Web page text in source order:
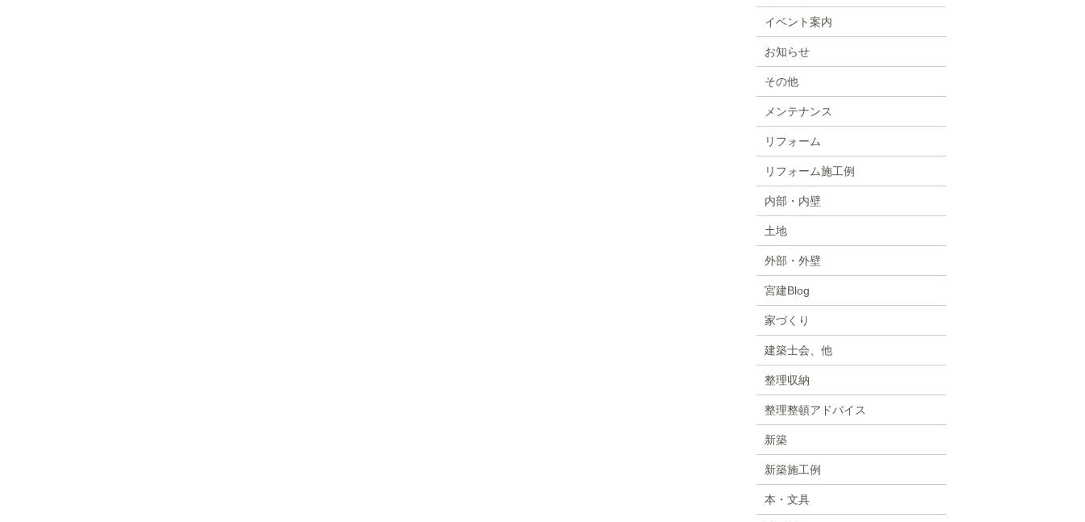
イベント案内
お知らせ
その他
メンテナンス
リフォーム
リフォーム施工例
内部・内壁
土地
外部・外壁
宮建Blog
家づくり
建築士会、他
整理収納
整理整頓アドバイス
新築
新築施工例
本・文具